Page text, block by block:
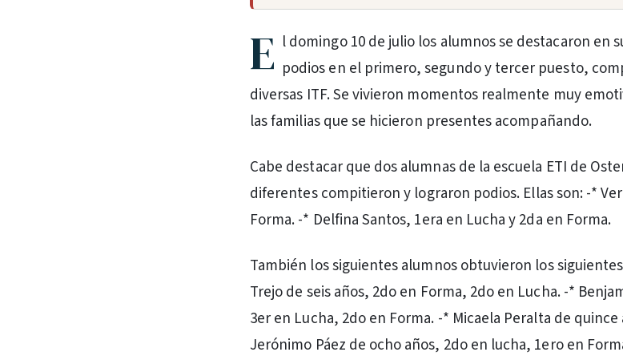
E l domingo 10 de julio los alumnos se destacaron en
podios en el primero, segundo y tercer puesto,
diversas ITF. Se vivieron momentos realmente muy
las familias que se hicieron presentes acompañando.
Cabe destacar que dos alumnas de la escuela ETI de
diferentes compitieron y lograron podios. Ellas son: -*
Forma. -* Delfina Santos, 1era en Lucha y 2da en Forma.
También los siguientes alumnos obtuvieron los
Trejo de seis años, 2do en Forma, 2do en Lucha. -*
3er en Lucha, 2do en Forma. -* Micaela Peralta de
Jerónimo Páez de ocho años, 2do en lucha, 1ero en